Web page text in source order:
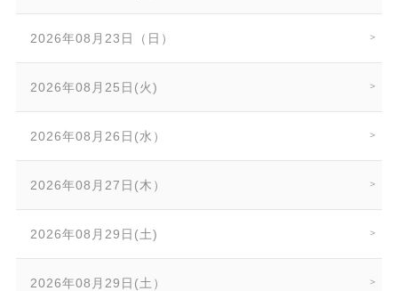
2026年08月23日（日）
2026年08月25日(火)
2026年08月26日(水）
2026年08月27日(木）
2026年08月29日(土)
2026年08月29日(土）